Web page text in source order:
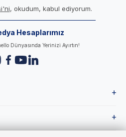
, okudum, kabul ediyorum.
Hesaplarımız
Dünyasında Yerinizi Ayırtın!